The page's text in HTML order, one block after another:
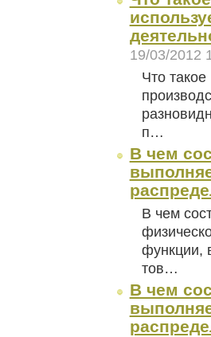
19/03/2012
Что
п…
В чем
В чем
функции,
тов…
В чем